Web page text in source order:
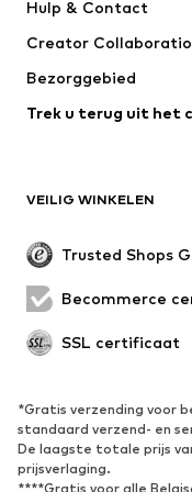
WE Fashion
Hulp & Contact
Creator
Bezorggebied
Trek u terug uit het
VEILIG WINKELEN
Trusted Shops
Becommerce
SSL certificaat
*Gratis verzending voor
standaard verzend- en
De laagste totale prijs
prijsverlaging.
****Gratis voor alle